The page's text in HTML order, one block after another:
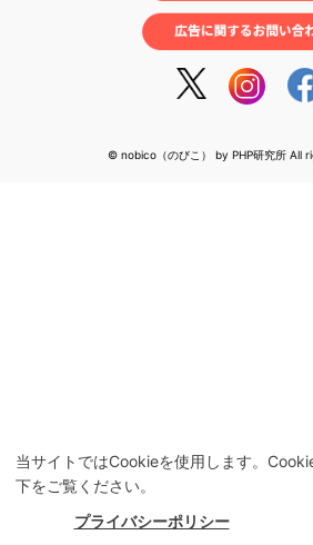
当サイトではCookieを使用します。
下をご覧ください。
プライバシーポリシー
© nobico（のびこ） by PHP研究所 All